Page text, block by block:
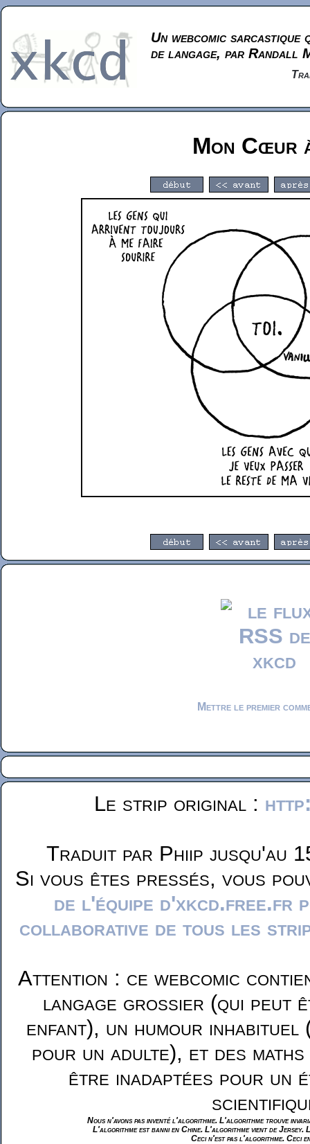
Un webcomic sarcastique
de langage, par Randall
Mon Cœur
Mettre le premier
Le strip original :
Traduit par Phiip jusqu'au
Si vous êtes pressés, vous
de l'équipe d'xkcd.free.fr
collaborative de tous les
Attention : ce webcomic
langage grossier (qui peut
enfant), un humour inhabituel
pour un adulte), et des maths
être inadaptées pour un
Nous n'avons pas inventé l'algorithme. L'algorithme trouve
L'algorithme est banni en Chine. L'algorithme vient de Jersey.
Ceci n'est pas l'algorithme. Ceci